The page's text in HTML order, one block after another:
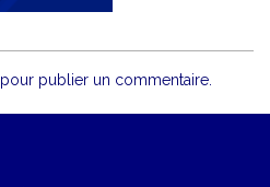
pour publier un commentaire.